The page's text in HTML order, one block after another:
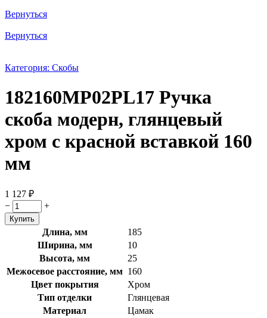
Вернуться
Вернуться
Категория: Скобы
182160MP02PL17 Ручка
скоба модерн, глянцевый
хром с красной вставкой 160
мм
1 127 ₽
−
+
Длина, мм
185
Ширина, мм
10
Высота, мм
25
Межосевое расстояние, мм 160
Цвет покрытия
Хром
Тип отделки
Глянцевая
Материал
Цамак